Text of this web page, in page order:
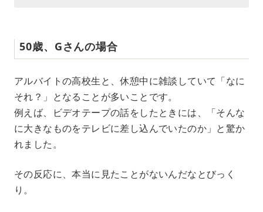
50歳、Gさんの場合
アルバイトの高校生と、休憩中に雑談していて「なに
それ？」となることが多いことです。
例えば、ビデオテープの話をしたときには、「そんな
に大きなものをテレビに差し込んでいたのか」と驚か
れました。
その反応に、本当に見たことがないんだなとびっく
り。